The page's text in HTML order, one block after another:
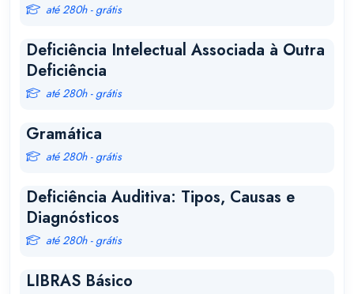
até 280h - grátis
Deficiência Intelectual Associada à Outra
Deficiência
até 280h - grátis
Gramática
até 280h - grátis
Deficiência Auditiva: Tipos, Causas e
Diagnósticos
até 280h - grátis
LIBRAS Básico